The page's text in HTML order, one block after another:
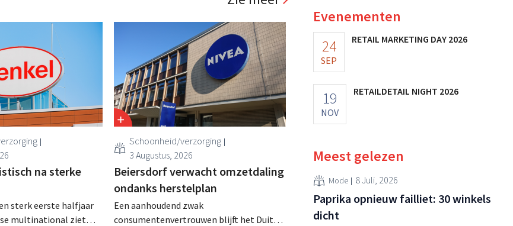
na sterke
sterk eerste halfjaar
multinational ziet
Schoonheid/verzorging
3 Augustus, 2026
Beiersdorf verwacht omzetdaling
ondanks herstelplan
Een aanhoudend zwak
consumentenvertrouwen blijft het Duitse
Evenementen
24
SEP
RETAIL MARKETING DAY 2026
19
NOV
RETAILDETAIL NIGHT 2026
Meest gelezen
Mode 8 Juli, 2026
Paprika opnieuw failliet: 30 winkels
dicht